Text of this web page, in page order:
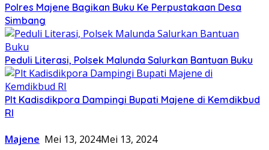
Polres Majene Bagikan Buku Ke Perpustakaan Desa
Simbang
Peduli Literasi, Polsek Malunda Salurkan Bantuan Buku
Plt Kadisdikpora Dampingi Bupati Majene di Kemdikbud
RI
Majene Mei 13, 2024Mei 13, 2024